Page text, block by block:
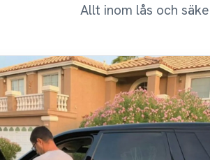
Allt inom lås och